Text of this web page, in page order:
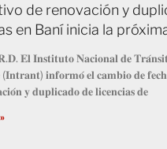
de renovación y
en Baní inicia la
𝐄𝐥 𝐈𝐧𝐬𝐭𝐢𝐭𝐮𝐭𝐨 𝐍𝐚𝐜𝐢𝐨𝐧𝐚𝐥 𝐝𝐞
(𝐈𝐧𝐭𝐫𝐚𝐧𝐭) 𝐢𝐧𝐟𝐨𝐫𝐦𝐨́ 𝐞𝐥 𝐜𝐚𝐦𝐛𝐢𝐨 𝐝𝐞
𝐲 𝐝𝐮𝐩𝐥𝐢𝐜𝐚𝐝𝐨 𝐝𝐞 𝐥𝐢𝐜𝐞𝐧𝐜𝐢𝐚𝐬 𝐝𝐞